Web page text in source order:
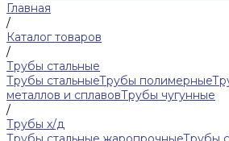
Главная
/
Каталог товаров
/
Трубы стальные
Трубы стальныеТрубы полимерные
металлов и сплавовТрубы чугунные
/
Трубы х/д